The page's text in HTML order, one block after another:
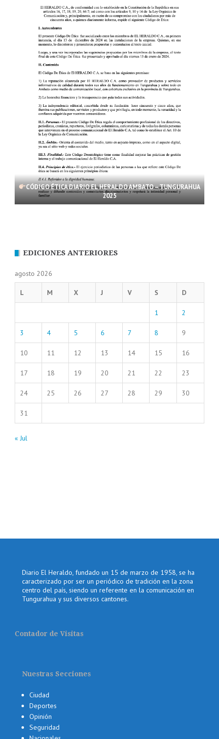
CÓDIGO ÉTICA DIARIO EL HERALDO AMBATO – TUNGURAHUA
2025
EDICIONES ANTERIORES
agosto 2026
L M X J V S D
1 2
3 4 5 6 7 8 9
10 11 12 13 14 15 16
17 18 19 20 21 22 23
24 25 26 27 28 29 30
31
« Jul
Diario El Heraldo, fundado un 15 de marzo de 1958, se ha
caracterizado por ser un periódico de tradición en la zona
centro del país, siendo un referente en la comunicación en
Tungurahua y sus diversos cantones.
Contador de Visitas
Nuestras Secciones
Ciudad
Deportes
Opinión
Seguridad